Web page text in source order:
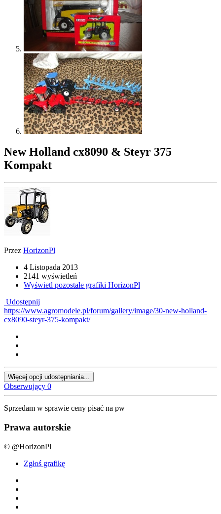
New Holland cx8090 & Steyr 375
Kompakt
Przez HorizonPl
4 Listopada 2013
2141 wyświetleń
Wyświetl pozostałe grafiki HorizonPl
Udostępnij
https://www.agromodele.pl/forum/gallery/image/30-new-holland-
cx8090-steyr-375-kompakt/
Więcej opcji udostępniania...
Obserwujący 0
Sprzedam w sprawie ceny pisać na pw
Prawa autorskie
© @HorizonPl
Zgłoś grafikę